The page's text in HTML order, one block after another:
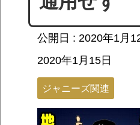
公開日 : 2020年1月
2020年1月15日
ジャニーズ関連